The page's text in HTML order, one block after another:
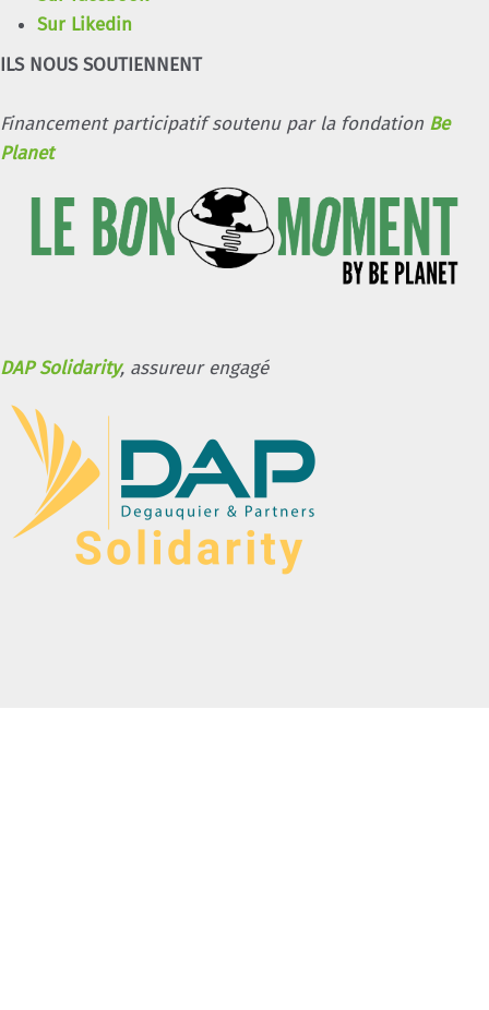
Sur Likedin
ILS NOUS SOUTIENNENT
Financement participatif soutenu par la fondation Be
Planet
DAP Solidarity, assureur engagé